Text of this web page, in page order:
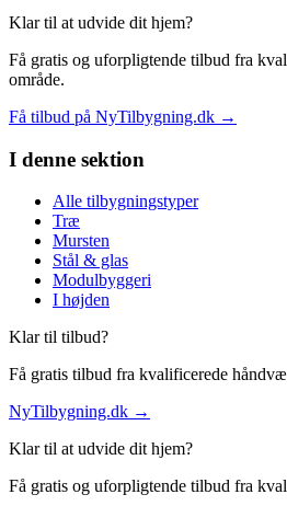
Klar til at udvide dit hjem?
Få gratis og uforpligtende tilbud fra
område.
Få tilbud på NyTilbygning.dk →
I denne sektion
Alle tilbygningstyper
Træ
Mursten
Stål & glas
Modulbyggeri
I højden
Klar til tilbud?
Få gratis tilbud fra kvalificerede
NyTilbygning.dk →
Klar til at udvide dit hjem?
Få gratis og uforpligtende tilbud fra